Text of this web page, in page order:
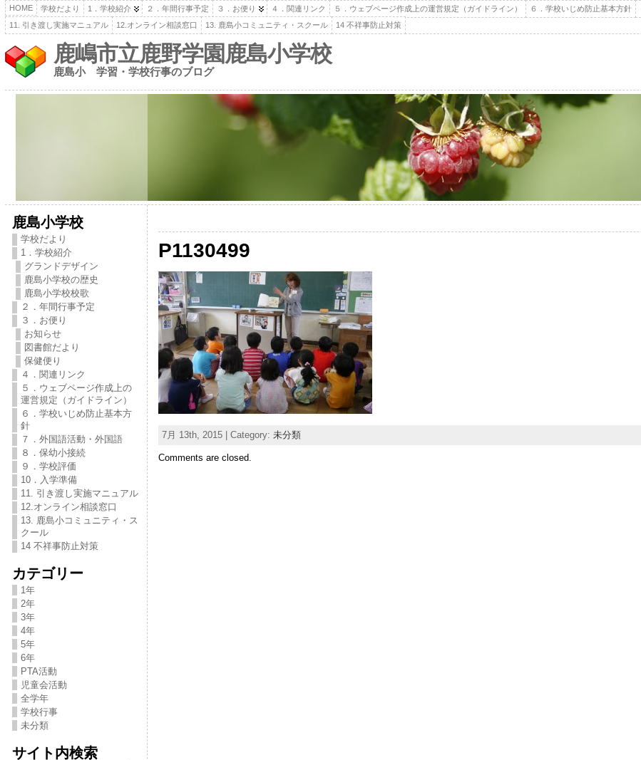
HOME 学校だより 1．学校紹介 ２．年間行事予定 ３．お便り ４．関連リンク ５．ウェブページ作成上の運営規定（ガイドライン） ６．学校いじめ防止基本方針
11. 引き渡し実施マニュアル
12.オンライン相談窓口 13. 鹿島小コミュニティ・スクール 14 不祥事防止対策
鹿嶋市立鹿野学園鹿島小学校
鹿島小 学習・学校行事のブログ
鹿島小学校
学校だより
1．学校紹介
グランドデザイン
鹿島小学校の歴史
鹿島小学校校歌
２．年間行事予定
３．お便り
お知らせ
図書館だより
保健便り
４．関連リンク
５．ウェブページ作成上の
運営規定（ガイドライン）
６．学校いじめ防止基本方
針
７．外国語活動・外国語
８．保幼小接続
９．学校評価
10．入学準備
11. 引き渡し実施マニュアル
12.オンライン相談窓口
13. 鹿島小コミュニティ・ス
クール
14 不祥事防止対策
カテゴリー
1年
2年
3年
4年
5年
6年
PTA活動
児童会活動
全学年
学校行事
未分類
サイト内検索
P1130499
7月 13th, 2015 | Category: 未分類
Comments are closed.